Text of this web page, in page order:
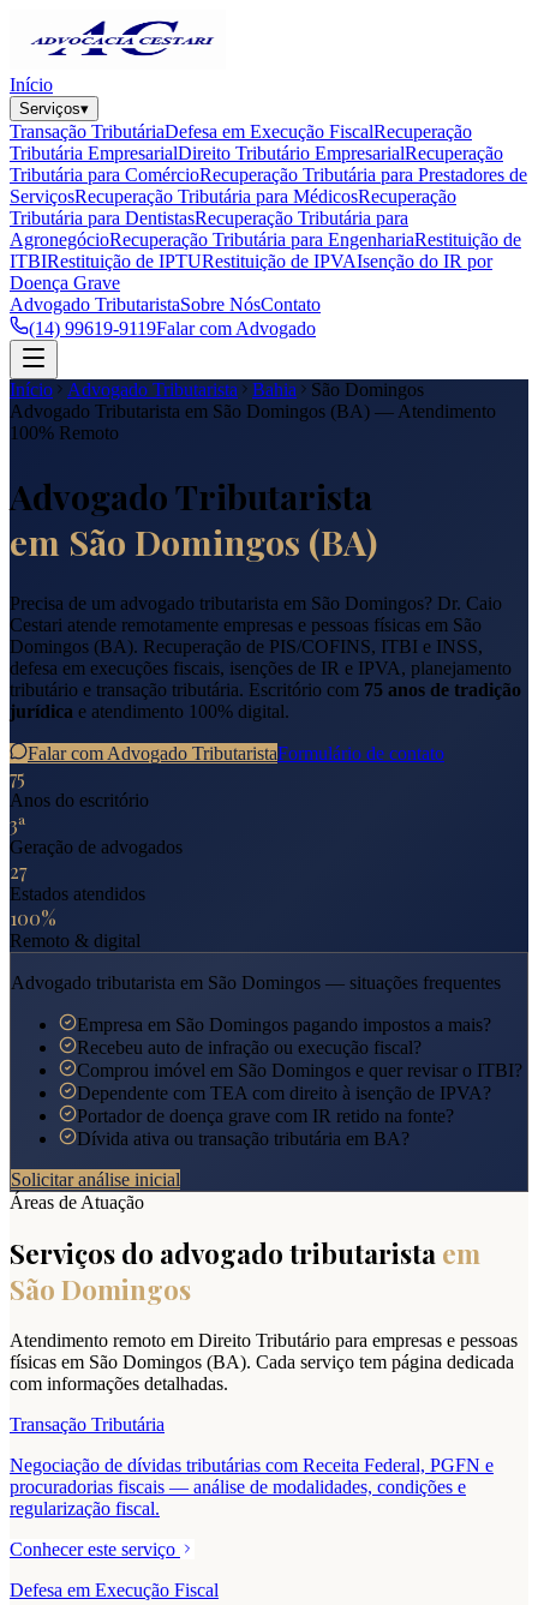
Início
Serviços▾
Transação TributáriaDefesa em Execução FiscalRecuperação
Tributária EmpresarialDireito Tributário EmpresarialRecuperação
Tributária para ComércioRecuperação Tributária para Prestadores de
ServiçosRecuperação Tributária para MédicosRecuperação
Tributária para DentistasRecuperação Tributária para
AgronegócioRecuperação Tributária para EngenhariaRestituição de
ITBIRestituição de IPTURestituição de IPVAIsenção do IR por
Doença Grave
Advogado TributaristaSobre NósContato
(14) 99619-9119Falar com Advogado
Início Advogado Tributarista Bahia
São Domingos
Advogado Tributarista em São Domingos (BA) — Atendimento
100% Remoto
Advogado Tributarista
em São Domingos (BA)
Precisa de um advogado tributarista em São Domingos? Dr. Caio
Cestari atende remotamente empresas e pessoas físicas em São
Domingos (BA). Recuperação de PIS/COFINS, ITBI e INSS,
defesa em execuções fiscais, isenções de IR e IPVA, planejamento
tributário e transação tributária. Escritório com 75 anos de tradição
jurídica e atendimento 100% digital.
Falar com Advogado TributaristaFormulário de contato
75
Anos do escritório
3ª
Geração de advogados
27
Estados atendidos
100%
Remoto & digital
Advogado tributarista em São Domingos — situações frequentes
Empresa em São Domingos pagando impostos a mais?
Recebeu auto de infração ou execução fiscal?
Comprou imóvel em São Domingos e quer revisar o ITBI?
Dependente com TEA com direito à isenção de IPVA?
Portador de doença grave com IR retido na fonte?
Dívida ativa ou transação tributária em BA?
Solicitar análise inicial
Áreas de Atuação
Serviços do advogado tributarista em
São Domingos
Atendimento remoto em Direito Tributário para empresas e pessoas
físicas em São Domingos (BA). Cada serviço tem página dedicada
com informações detalhadas.
Transação Tributária
Negociação de dívidas tributárias com Receita Federal, PGFN e
procuradorias fiscais — análise de modalidades, condições e
regularização fiscal.
Conhecer este serviço
Defesa em Execução Fiscal